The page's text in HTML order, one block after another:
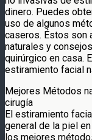
dinero. Puedes
uso de algunos
caseros. Éstos son
naturales y
quirúrgico en casa.
estiramiento facial
Mejores Métodos
cirugía
El estiramiento
general de la piel
los mejores